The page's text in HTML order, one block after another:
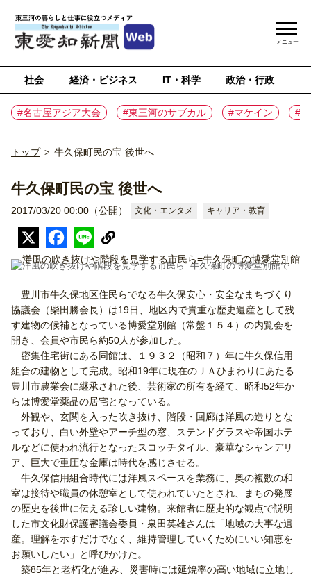
社会 経済・ビジネス IT・科学 政治・行政
#名古屋アジア大会 #東三河のサブカル #マケイン #
メニュー
トップ > 牛久保町民の宝 後世へ
牛久保町民の宝 後世へ
2017/03/20 00:00（公開） 文化・エンタメ キャリア・教育
洋風の吹き抜けや階段を見学する市民ら=牛久保町の博愛堂別館で
豊川市牛久保地区住民らでなる牛久保安心・安全なまちづくり
協議会（柴田勝会長）は19日、地区内で貴重な歴史遺産として残
す建物の候補となっている博愛堂別館（常盤１５４）の内覧会を
開き、会員や市民ら約50人が参加した。
密集住宅街にある同館は、１９３２（昭和７）年に牛久保信用
組合の建物として完成。昭和19年に現在のＪＡひまわりにあたる
豊川市農業会に継承された後、芸術家の所有を経て、昭和52年か
らは博愛堂薬品の居宅となっている。
外観や、玄関を入った吹き抜け、階段・回廊は洋風の造りとな
っており、白い外壁やアーチ型の窓、ステンドグラスや帝国ホテ
ルなどに使われ流行となったスコッチタイル、豪華なシャンデリ
ア、巨大で重圧な金庫は時代を感じさせる。
牛久保信用組合時代には洋風スペースを業務に、奥の複数の和
室は接待や職員の休憩室として使われていたとされ、まちの発展
の歴史を後世に伝える珍しい建物。来館者に歴史的な観点で説明
した市文化財保護審議会委員・泉田英雄さんは「地域の大事な遺
産。理解を示すだけでなく、維持管理していくためにいい知恵を
お願いしたい」と呼びかけた。
築85年と老朽化が進み、災害時には延焼率の高い地域に立地し